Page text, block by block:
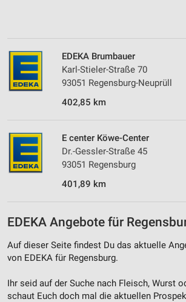
EDEKA Brumbauer
Karl-Stieler-Straße 70
93051 Regensburg-Neuprüll
402,85 km
E center Köwe-Center
Dr.-Gessler-Straße 45
93051 Regensburg
401,89 km
EDEKA Angebote für
Auf dieser Seite findest Du das aktuelle
von EDEKA für Regensburg.
Ihr seid auf der Suche nach Fleisch, Wurst
schaut Euch doch mal die aktuellen